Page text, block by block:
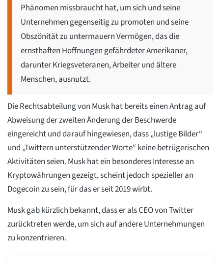
Phänomen missbraucht hat, um sich und seine
Unternehmen gegenseitig zu promoten und seine
Obszönität zu untermauern Vermögen, das die
ernsthaften Hoffnungen gefährdeter Amerikaner,
darunter Kriegsveteranen, Arbeiter und ältere
Menschen, ausnutzt.
Die Rechtsabteilung von Musk hat bereits einen Antrag auf
Abweisung der zweiten Änderung der Beschwerde
eingereicht und darauf hingewiesen, dass „lustige Bilder“
und „Twittern unterstützender Worte“ keine betrügerischen
Aktivitäten seien. Musk hat ein besonderes Interesse an
Kryptowährungen gezeigt, scheint jedoch spezieller an
Dogecoin zu sein, für das er seit 2019 wirbt.
Musk gab kürzlich bekannt, dass er als CEO von Twitter
zurücktreten werde, um sich auf andere Unternehmungen
zu konzentrieren.